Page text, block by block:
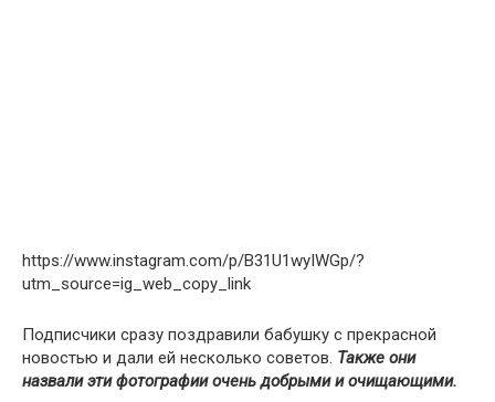
https://www.instagram.com/p/B31U1wyIWGp/?
utm_source=ig_web_copy_link
Подписчики сразу поздравили бабушку с прекрасной
новостью и дали ей несколько советов. Также они
назвали эти фотографии очень добрыми и очищающими.